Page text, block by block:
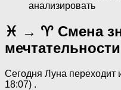
анализировать
♓ → ♈ Смена
Сегодня Луна переходит
18:07) .